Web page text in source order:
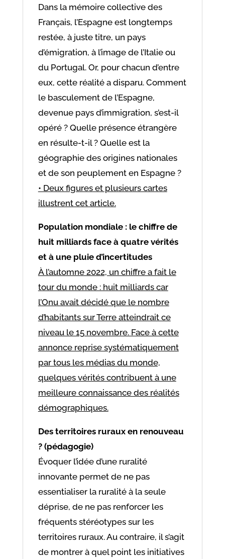
Dans la mémoire collective des
Français, l’Espagne est longtemps
restée, à juste titre, un pays
d’émigration, à l’image de l’Italie ou
du Portugal. Or, pour chacun d’entre
eux, cette réalité a disparu. Comment
le basculement de l’Espagne,
devenue pays d’immigration, s’est-il
opéré ? Quelle présence étrangère
en résulte-t-il ? Quelle est la
géographie des origines nationales
et de son peuplement en Espagne ?
• Deux figures et plusieurs cartes
illustrent cet article.
Population mondiale : le chiffre de
huit milliards face à quatre vérités
et à une pluie d’incertitudes
À l’automne 2022, un chiffre a fait le
tour du monde : huit milliards car
l’Onu avait décidé que le nombre
d’habitants sur Terre atteindrait ce
niveau le 15 novembre. Face à cette
annonce reprise systématiquement
par tous les médias du monde,
quelques vérités contribuent à une
meilleure connaissance des réalités
démographiques.
Des territoires ruraux en renouveau
? (pédagogie)
Évoquer l’idée d’une ruralité
innovante permet de ne pas
essentialiser la ruralité à la seule
déprise, de ne pas renforcer les
fréquents stéréotypes sur les
territoires ruraux. Au contraire, il s’agit
de montrer à quel point les initiatives